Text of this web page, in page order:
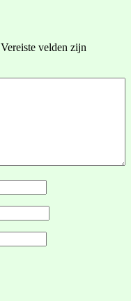
Vereiste velden zijn